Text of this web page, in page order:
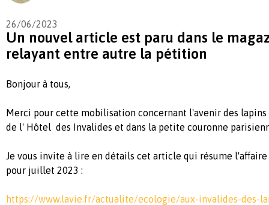
26/06/2023
Un nouvel article est paru dans le
relayant entre autre la pétition
Bonjour à tous,
Merci pour cette mobilisation concernant l'avenir des lapins
de l' Hôtel des Invalides et dans la petite couronne
Je vous invite à lire en détails cet article qui résume
pour juillet 2023 :
https://www.lavie.fr/actualite/ecologie/aux-invalides-des-